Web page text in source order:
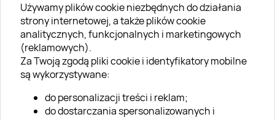
Używamy plików cookie niezbędnych do działania
strony internetowej, a także plików cookie
analitycznych, funkcjonalnych i marketingowych
(reklamowych).
Za Twoją zgodą pliki cookie i identyfikatory mobilne
są wykorzystywane:
do personalizacji treści i reklam;
do dostarczania spersonalizowanych i
O SUPERPREZENTY
O nas
Aktualności
Kariera w Super Prezentach